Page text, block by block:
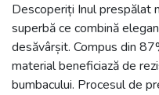
Descoperiți Inul prespălat
superbă ce combină
desăvârșit. Compus din
material beneficiază de
bumbacului. Procesul de